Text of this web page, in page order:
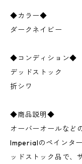
◆カラー◆
ダークネイビー
◆コンディション◆
デッドストック
折シワ
◆商品説明◆
オーバーオールなど
Imperialのペインタ
ッドストック品で、